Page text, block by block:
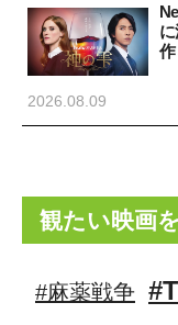
作
2026.08.09
観たい映画
#麻薬戦争